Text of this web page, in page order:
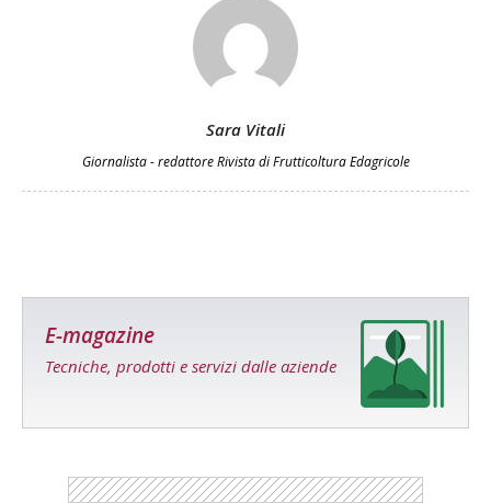
Sara Vitali
Giornalista - redattore Rivista di Frutticoltura Edagricole
E-magazine
Tecniche, prodotti e servizi dalle aziende